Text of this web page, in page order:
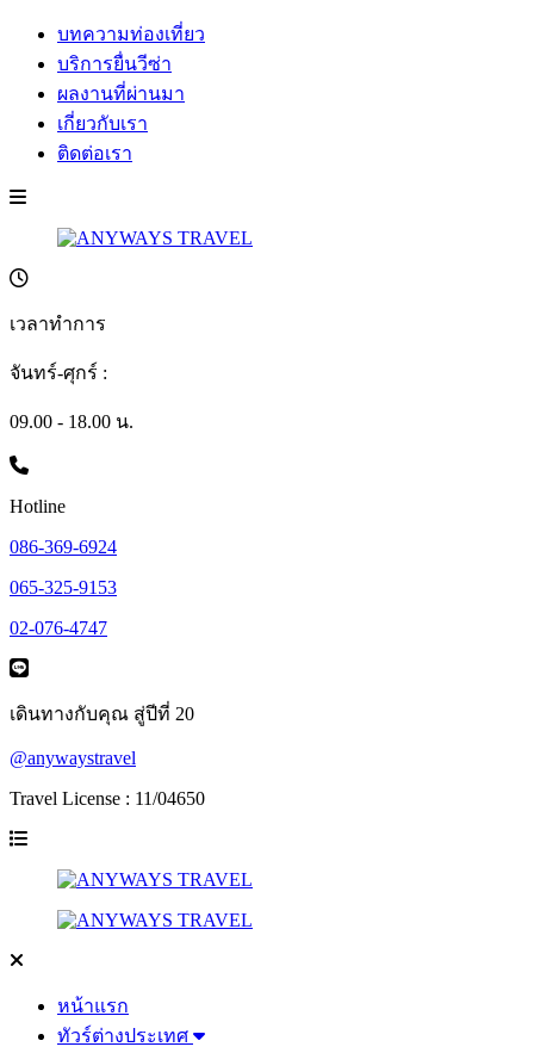
บทความท่องเที่ยว
บริการยื่นวีซ่า
ผลงานที่ผ่านมา
เกี่ยวกับเรา
ติดต่อเรา
เวลาทำการ
จันทร์-ศุกร์ :
09.00 - 18.00 น.
Hotline
086-369-6924
065-325-9153
02-076-4747
เดินทางกับคุณ สู่ปีที่ 20
@anywaystravel
Travel License : 11/04650
หน้าแรก
ทัวร์ต่างประเทศ